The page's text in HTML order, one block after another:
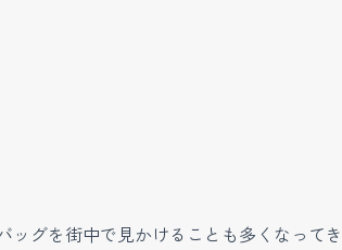
ッグを街中で見かけることも多くなって